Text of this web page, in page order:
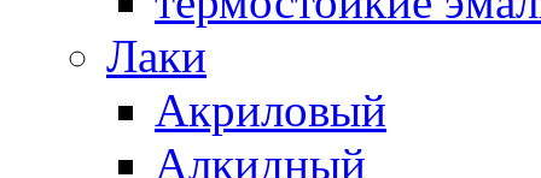
Лаки
Акриловый
Алкидный